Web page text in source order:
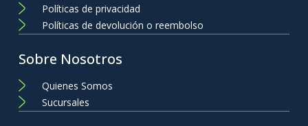
Políticas de privacidad
Políticas de devolución o reembolso
Sobre Nosotros
Quienes Somos
Sucursales